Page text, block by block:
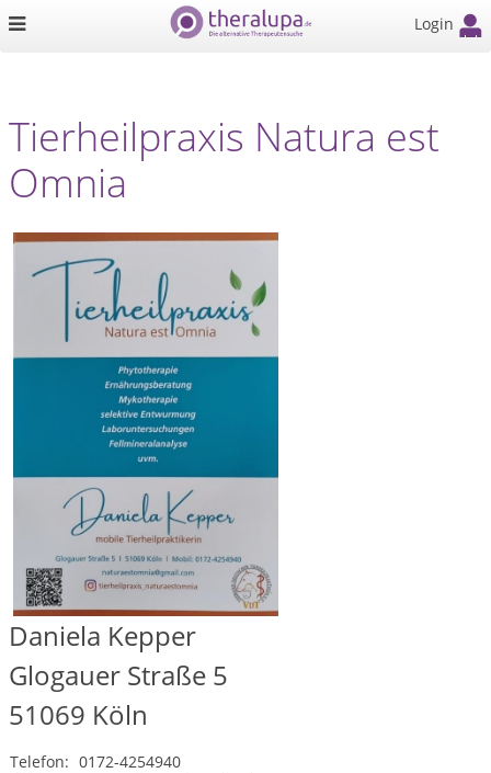
Login
Tierheilpraxis Natura est
Omnia
Daniela Kepper
Glogauer Straße 5
51069 Köln
Telefon: 0172-4254940